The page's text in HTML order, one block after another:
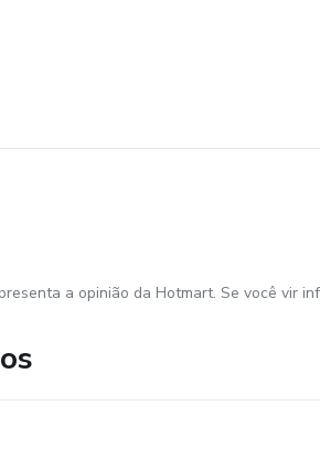
a opinião da Hotmart. Se você vir